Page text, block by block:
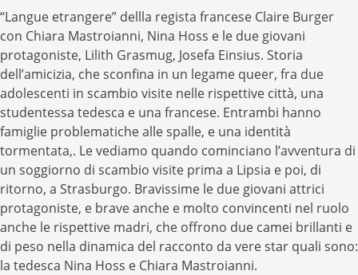
“Langue etrangere” dellla regista francese Claire Burger
con Chiara Mastroianni, Nina Hoss e le due giovani
protagoniste, Lilith Grasmug, Josefa Einsius. Storia
dell’amicizia, che sconfina in un legame queer, fra due
adolescenti in scambio visite nelle rispettive città, una
studentessa tedesca e una francese. Entrambi hanno
famiglie problematiche alle spalle, e una identità
tormentata,. Le vediamo quando cominciano l’avventura di
un soggiorno di scambio visite prima a Lipsia e poi, di
ritorno, a Strasburgo. Bravissime le due giovani attrici
protagoniste, e brave anche e molto convincenti nel ruolo
anche le rispettive madri, che offrono due camei brillanti e
di peso nella dinamica del racconto da vere star quali sono:
la tedesca Nina Hoss e Chiara Mastroianni.